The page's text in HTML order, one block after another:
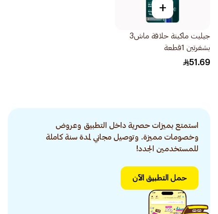
+
جيليت ماكينة حلاقة ماش3
بشفرتين 1قطعة
51.69
استمتع بميزات حصرية داخل التطبيق وعروض
وخصومات مميزة. وتوصيل مجاني لمدة سنة كاملة
للمستخدمين الجدد!
حمل التطبيق الآن